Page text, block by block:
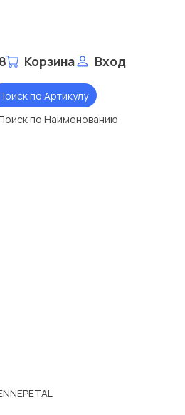
Корзина Вход
по Артикулу
по Наименованию